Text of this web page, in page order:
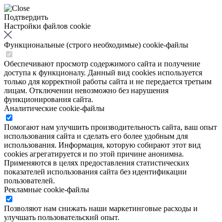
Подтвердить
Настройки файлов cookie
Функциональные (строго необходимые) cookie-файлы
Обеспечивают просмотр содержимого сайта и получение
доступа к функционалу. Данный вид cookies используется
только для корректной работы сайта и не передается третьим
лицам. Отключении невозможно без нарушения
функционирования сайта.
Аналитические cookie-файлы
Помогают нам улучшить производительность сайта, ваш опыт
использования сайта и сделать его более удобным для
использования. Информация, которую собирают этот вид
cookies агрегатируется и по этой причине анонимна.
Применяются в целях предоставления статистических
показателей использования сайта без идентификации
пользователей.
Рекламные cookie-файлы
Позволяют нам снижать наши маркетинговые расходы и
улучшать пользовательский опыт.